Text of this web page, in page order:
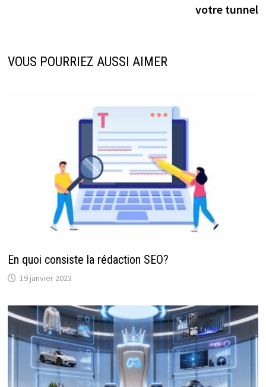
votre tunnel
VOUS POURRIEZ AUSSI AIMER
En quoi consiste la rédaction SEO?
19 janvier 2023